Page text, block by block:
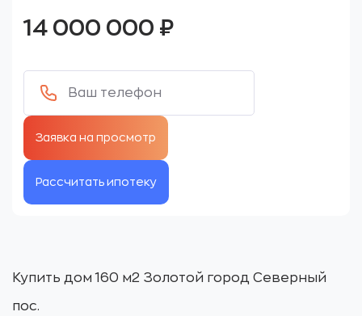
14 000 000 ₽
Рассчитать ипотеку
Купить дом 160 м2 Золотой город Северный
пос.